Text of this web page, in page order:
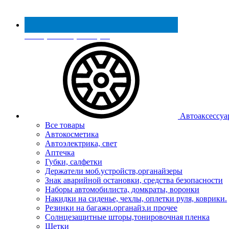
Реестр МинПромТорга
Все товары
Автокосметика
Автоэлектрика, свет
Аптечка
Губки, салфетки
Держатели моб.устройств,органайзеры
Знак аварийной остановки, средства безопасности
Наборы автомобилиста, домкраты, воронки
Накидки на сиденье, чехлы, оплетки руля, коврики.
Резинки на багажн.органайз.и прочее
Солнцезащитные шторы,тонировочная пленка
Щетки